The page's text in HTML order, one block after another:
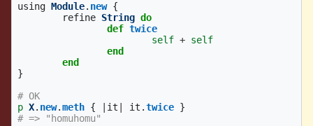
using Module. new {
refine String do
def twice
self + self
end
end
}
# OK
p X. new.meth { it it .twice }
# => "homuhomu"